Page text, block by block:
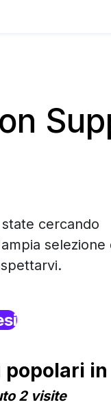
cercando
selezione
2 visite